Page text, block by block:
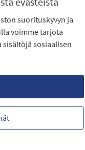
suorituskyvyn ja
voimme tarjota
sosiaalisen
kysymykset
datatiedostot
ohjelmiston